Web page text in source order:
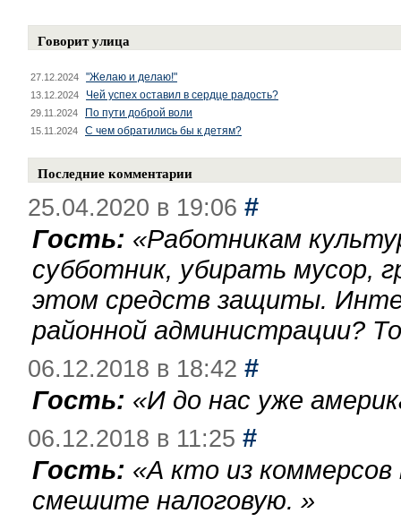
Говорит улица
27.12.2024 "Желаю и делаю!"
13.12.2024 Чей успех оставил в сердце радость?
29.11.2024 По пути доброй воли
15.11.2024 С чем обратились бы к детям?
Последние комментарии
25.04.2020 в 19:06 #
Гость: «Работникам
субботник, убирать мусор,
этом средств защиты.
районной администрации?
06.12.2018 в 18:42 #
Гость: «И до нас уже
06.12.2018 в 11:25 #
Гость: «А кто из
смешите налоговую. »